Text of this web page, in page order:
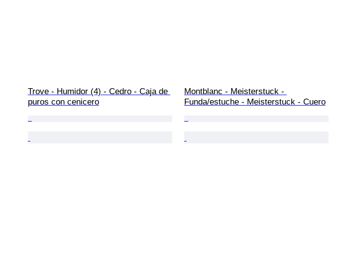
Trove - Humidor (4) - Cedro - Caja de
puros con cenicero
Montblanc - Meisterstuck -
Funda/estuche - Meisterstuck - Cuero